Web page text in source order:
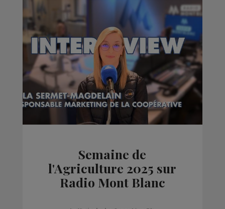
Semaine de
l'Agriculture 2025 sur
Radio Mont Blanc